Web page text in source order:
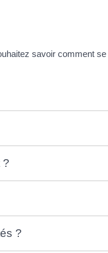
savoir comment
?
?